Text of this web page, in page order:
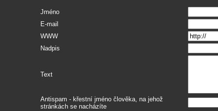
Jméno
E-mail
WWW
Nadpis
Text
Antispam - křestní jméno člověka, na jehož
stránkách se nacházíte